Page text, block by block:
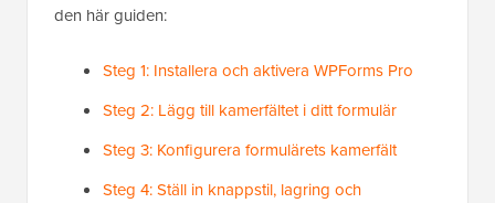
den här guiden:
Steg 1: Installera och aktivera WPForms Pro
Steg 2: Lägg till kamerfältet i ditt formulär
Steg 3: Konfigurera formulärets kamerfält
Steg 4: Ställ in knappstil, lagring och